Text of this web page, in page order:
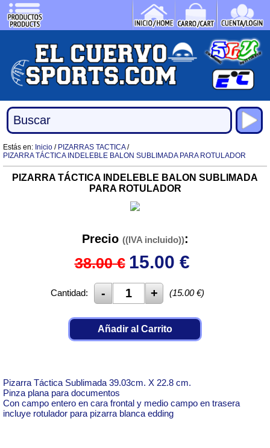
Estás en: Inicio / PIZARRAS TACTICA/
PIZARRA TÁCTICA INDELEBLE BALON SUBLIMADA PARA ROTULADOR
PIZARRA TÁCTICA INDELEBLE BALON SUBLIMADA
PARA ROTULADOR
Precio ((IVA incluido)):
38.00€ 15.00 €
Cantidad: (15.00€)
Añadir al Carrito
Pizarra Táctica Sublimada 39.03cm. X 22.8 cm.
Pinza plana para documentos
Con campo entero en cara frontal y medio campo en trasera
incluye rotulador para pizarra blanca edding